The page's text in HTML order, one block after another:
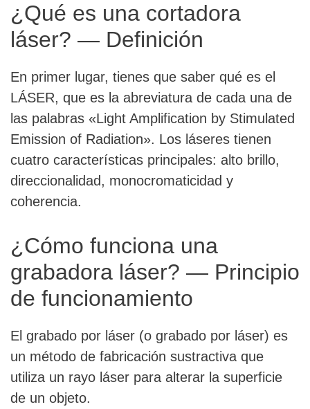
¿Qué es una cortadora
láser? — Definición
En primer lugar, tienes que saber qué es el
LÁSER, que es la abreviatura de cada una de
las palabras «Light Amplification by Stimulated
Emission of Radiation». Los láseres tienen
cuatro características principales: alto brillo,
direccionalidad, monocromaticidad y
coherencia.
¿Cómo funciona una
grabadora láser? — Principio
de funcionamiento
El grabado por láser (o grabado por láser) es
un método de fabricación sustractiva que
utiliza un rayo láser para alterar la superficie
de un objeto.